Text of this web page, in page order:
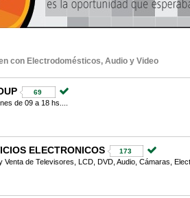
con Electrodomésticos, Audio y Video
69
de 09 a 18 hs....
ELECTRONICOS 173
Venta de Televisores, LCD, DVD, Audio, Cámaras,